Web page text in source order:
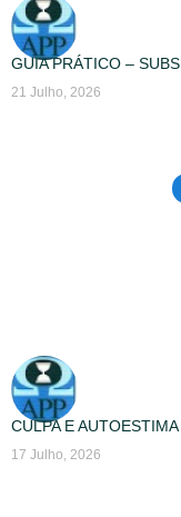
GUIA PRÁTICO –
21 Julho, 2026
CULPA E
17 Julho, 2026